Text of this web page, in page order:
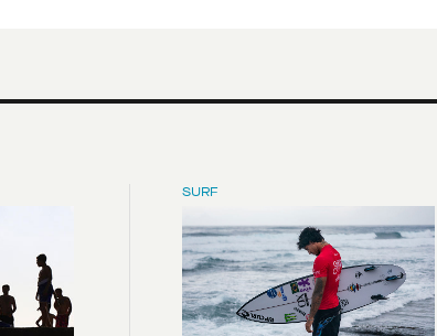
SURF